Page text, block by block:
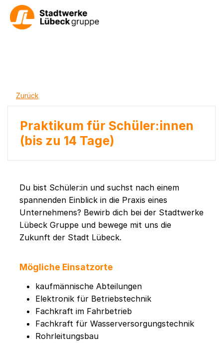
Zurück
Praktikum für Schüler:innen
(bis zu 14 Tage)
Du bist Schüler:in und suchst nach einem
spannenden Einblick in die Praxis eines
Unternehmens? Bewirb dich bei der Stadtwerke
Lübeck Gruppe und bewege mit uns die
Zukunft der Stadt Lübeck.
Mögliche Einsatzorte
kaufmännische Abteilungen
Elektronik für Betriebstechnik
Fachkraft im Fahrbetrieb
Fachkraft für Wasserversorgungstechnik
Rohrleitungsbau